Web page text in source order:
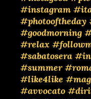
#instagram
#photooftheday
#goodmorning
#relax
#sabatosera
#summer
#like4like
#avvocato